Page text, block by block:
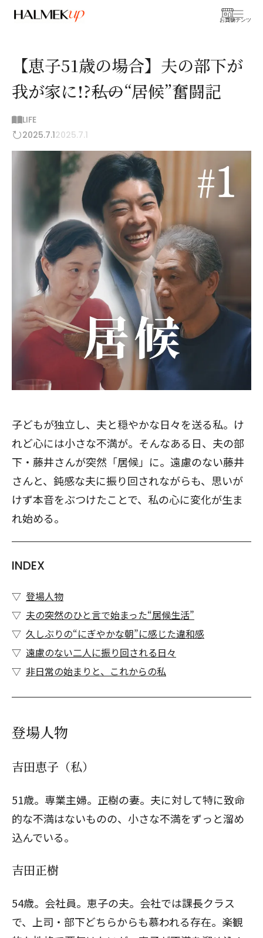
お買物
コンテンツ
【恵子51歳の場合】夫の部下が
我が家に!?――私の“居候”奮闘記
LIFE
2025.7.12025.7.1
子どもが独立し、夫と穏やかな日々を送る私。け
れど心には小さな不満が。そんなある日、夫の部
下・藤井さんが突然「居候」に。遠慮のない藤井
さんと、鈍感な夫に振り回されながらも、思いが
けず本音をぶつけたことで、私の心に変化が生ま
れ始める。
INDEX
登場人物
夫の突然のひと言で始まった“居候生活”
久しぶりの“にぎやかな朝”に感じた違和感
遠慮のない二人に振り回される日々
非日常の始まりと、これからの私
登場人物
吉田恵子（私）
51歳。専業主婦。正樹の妻。夫に対して特に致命
的な不満はないものの、小さな不満をずっと溜め
込んでいる。
吉田正樹
54歳。会社員。恵子の夫。会社では課長クラス
で、上司・部下どちらからも慕われる存在。楽観